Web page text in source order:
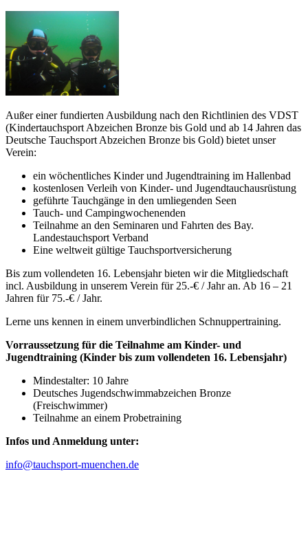
Außer einer fundierten Ausbildung nach den Richtlinien des VDST
(Kindertauchsport Abzeichen Bronze bis Gold und ab 14 Jahren das
Deutsche Tauchsport Abzeichen Bronze bis Gold) bietet unser
Verein:
ein wöchentliches Kinder und Jugendtraining im Hallenbad
kostenlosen Verleih von Kinder- und Jugendtauchausrüstung
geführte Tauchgänge in den umliegenden Seen
Tauch- und Campingwochenenden
Teilnahme an den Seminaren und Fahrten des Bay.
Landestauchsport Verband
Eine weltweit gültige Tauchsportversicherung
Bis zum vollendeten 16. Lebensjahr bieten wir die Mitgliedschaft
incl. Ausbildung in unserem Verein für 25.-€ / Jahr an. Ab 16 – 21
Jahren für 75.-€ / Jahr.
Lerne uns kennen in einem unverbindlichen Schnuppertraining.
Vorraussetzung für die Teilnahme am Kinder- und
Jugendtraining (Kinder bis zum vollendeten 16. Lebensjahr)
Mindestalter: 10 Jahre
Deutsches Jugendschwimmabzeichen Bronze
(Freischwimmer)
Teilnahme an einem Probetraining
Infos und Anmeldung unter:
info@tauchsport-muenchen.de